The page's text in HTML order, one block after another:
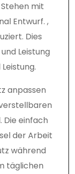
mit
Entwurf. ,
Dies
Leistung
anpassen
Die einfach
der Arbeit
während
täglichen